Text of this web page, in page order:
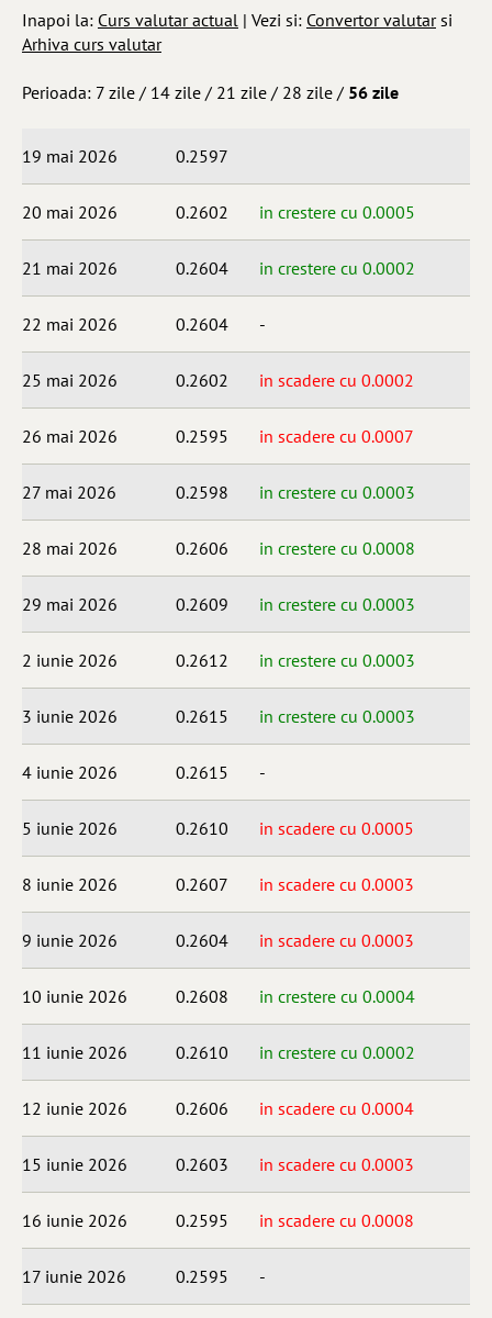
Inapoi la: Curs valutar actual | Vezi si: Convertor valutarsi
Arhiva curs valutar
Perioada: 7 zile / 14 zile / 21 zile / 28 zile / 56 zile
19 mai 2026 0.2597
20 mai 2026 0.2602 in crestere cu 0.0005
21 mai 2026 0.2604 in crestere cu 0.0002
22 mai 2026 0.2604 -
25 mai 2026 0.2602 in scadere cu 0.0002
26 mai 2026 0.2595 in scadere cu 0.0007
27 mai 2026 0.2598 in crestere cu 0.0003
28 mai 2026 0.2606 in crestere cu 0.0008
29 mai 2026 0.2609 in crestere cu 0.0003
2 iunie 2026 0.2612 in crestere cu 0.0003
3 iunie 2026 0.2615 in crestere cu 0.0003
4 iunie 2026 0.2615 -
5 iunie 2026 0.2610 in scadere cu 0.0005
8 iunie 2026 0.2607 in scadere cu 0.0003
9 iunie 2026 0.2604 in scadere cu 0.0003
10 iunie 2026 0.2608 in crestere cu 0.0004
11 iunie 2026 0.2610 in crestere cu 0.0002
12 iunie 2026 0.2606 in scadere cu 0.0004
15 iunie 2026 0.2603 in scadere cu 0.0003
16 iunie 2026 0.2595 in scadere cu 0.0008
17 iunie 2026 0.2595 -